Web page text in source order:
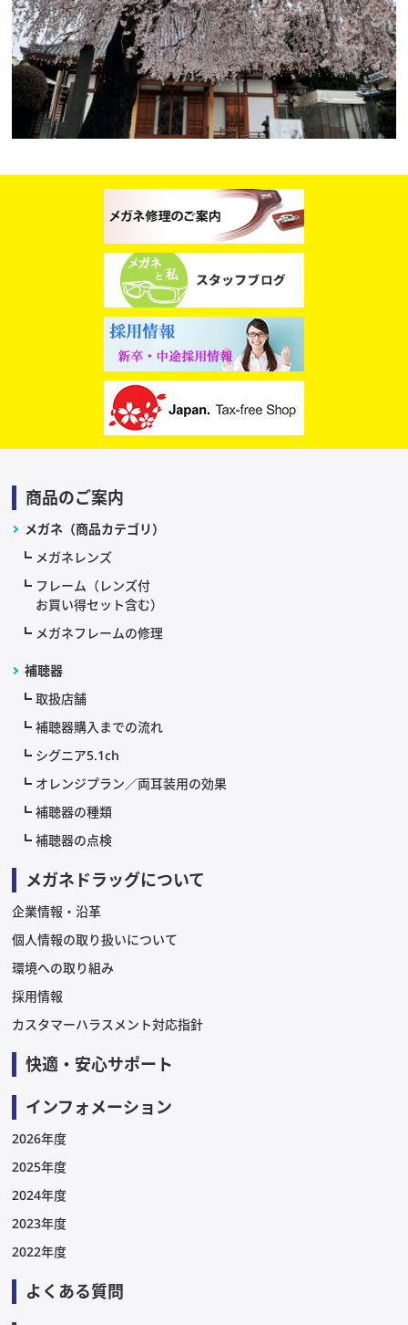
商品のご案内
メガネ（商品カテゴリ）
メガネレンズ
フレーム（レンズ付
お買い得セット含む）
メガネフレームの修理
補聴器
取扱店舗
補聴器購入までの流れ
シグニア5.1ch
オレンジプラン／両耳装用の効果
補聴器の種類
補聴器の点検
メガネドラッグについて
企業情報・沿革
個人情報の取り扱いについて
環境への取り組み
採用情報
カスタマーハラスメント対応指針
快適・安心サポート
インフォメーション
2026年度
2025年度
2024年度
2023年度
2022年度
よくある質問